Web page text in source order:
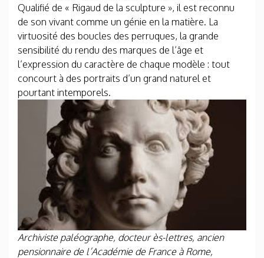
Qualifié de « Rigaud de la sculpture », il est reconnu
de son vivant comme un génie en la matière. La
virtuosité des boucles des perruques, la grande
sensibilité du rendu des marques de l’âge et
l’expression du caractère de chaque modèle : tout
concourt à des portraits d’un grand naturel et
pourtant intemporels.
Archiviste paléographe, docteur ès-lettres, ancien
pensionnaire de l’Académie de France à Rome,